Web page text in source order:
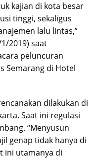
kajian di kota besar
tinggi, sekaligus
lalu lintas,”
2019) saat
peluncuran
Semarang di Hotel
dilakukan di
Saat ini regulasi
“Menyusun
genap tidak hanya di
ini utamanya di